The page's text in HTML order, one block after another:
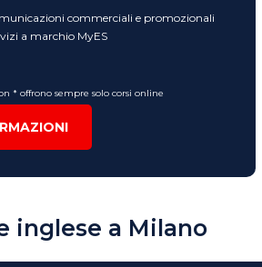
commerciali e promozionali
a marchio MyES
* offrono sempre solo corsi online
inglese a Milano